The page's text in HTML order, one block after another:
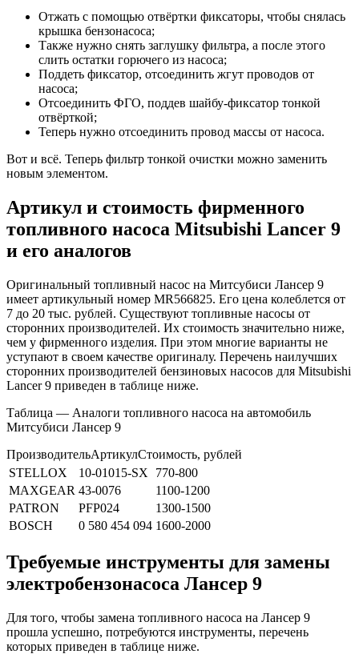
Отжать с помощью отвёртки фиксаторы, чтобы снялась
крышка бензонасоса;
Также нужно снять заглушку фильтра, а после этого
слить остатки горючего из насоса;
Поддеть фиксатор, отсоединить жгут проводов от
насоса;
Отсоединить ФГО, поддев шайбу-фиксатор тонкой
отвёрткой;
Теперь нужно отсоединить провод массы от насоса.
Вот и всё. Теперь фильтр тонкой очистки можно заменить
новым элементом.
Артикул и стоимость фирменного
топливного насоса Mitsubishi Lancer 9
и его аналогов
Оригинальный топливный насос на Митсубиси Лансер 9
имеет артикульный номер MR566825. Его цена колеблется от
7 до 20 тыс. рублей. Существуют топливные насосы от
сторонних производителей. Их стоимость значительно ниже,
чем у фирменного изделия. При этом многие варианты не
уступают в своем качестве оригиналу. Перечень наилучших
сторонних производителей бензиновых насосов для Mitsubishi
Lancer 9 приведен в таблице ниже.
Таблица — Аналоги топливного насоса на автомобиль
Митсубиси Лансер 9
ПроизводительАртикулСтоимость, рублей
STELLOX
10-01015-SX
770-800
MAXGEAR 43-0076
1100-1200
PATRON
PFP024
1300-1500
BOSCH
0 580 454 094 1600-2000
Требуемые инструменты для замены
электробензонасоса Лансер 9
Для того, чтобы замена топливного насоса на Лансер 9
прошла успешно, потребуются инструменты, перечень
которых приведен в таблице ниже.